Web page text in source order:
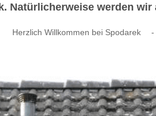
Natürlicherweise werden
Herzlich Willkommen bei Spodarek -